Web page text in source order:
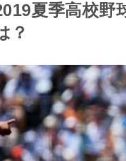
夏季高校野
？